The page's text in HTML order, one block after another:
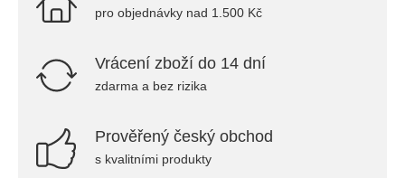
pro objednávky nad 1.500 Kč
Vrácení zboží do 14 dní
zdarma a bez rizika
Prověřený český obchod
s kvalitními produkty